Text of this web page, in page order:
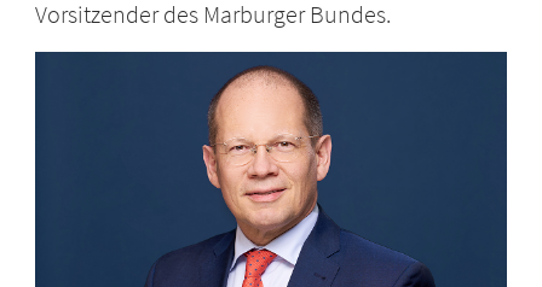
Vorsitzender des Marburger Bundes.